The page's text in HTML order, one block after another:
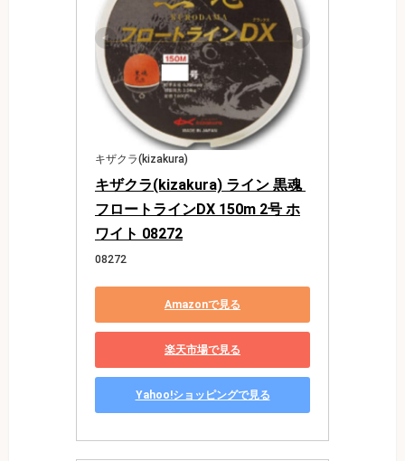
キザクラ(kizakura)
キザクラ(kizakura) ライン 黒魂
フロートラインDX 150m 2号 ホ
ワイト 08272
08272
Amazonで見る
楽天市場で見る
Yahoo!ショッピングで見る